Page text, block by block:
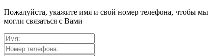
Пожалуйста, укажите имя и свой номер телефона, чтобы мы
могли связаться с Вами